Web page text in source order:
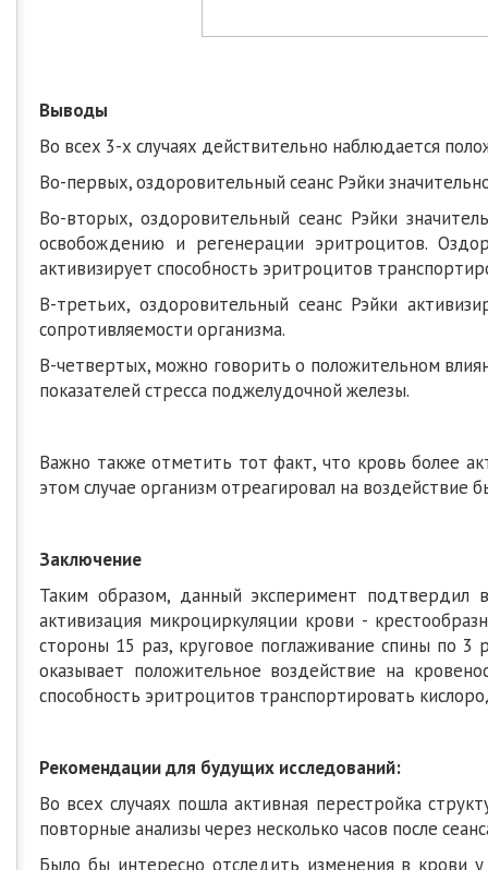
Выводы
Во всех 3-х случаях действительно наблюдается
Во-первых, оздоровительный сеанс Рэйки
Во-вторых, оздоровительный сеанс Рэйки
освобождению и регенерации эритроцитов.
активизирует способность эритроцитов
В-третьих, оздоровительный сеанс Рэйки
сопротивляемости организма.
В-четвертых, можно говорить о положительном
показателей стресса поджелудочной железы.
Важно также отметить тот факт, что кровь более
этом случае организм отреагировал на воздействие
Заключение
Таким образом, данный эксперимент подтвердил
активизация микроциркуляции крови -
стороны 15 раз, круговое поглаживание спины по
оказывает положительное воздействие на
способность эритроцитов транспортировать
Рекомендации для будущих исследований:
Во всех случаях пошла активная перестройка
повторные анализы через несколько часов после
Было бы интересно отследить изменения в крови